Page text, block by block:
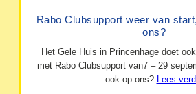
Rabo Clubsupport weer van
ons?
Het Gele Huis in Princenhage doet
met Rabo Clubsupport van7 – 29
ook op ons? Lees